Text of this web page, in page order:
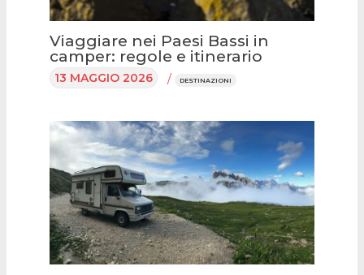
Viaggiare nei Paesi Bassi in
camper: regole e itinerario
13 MAGGIO 2026 / DESTINAZIONI